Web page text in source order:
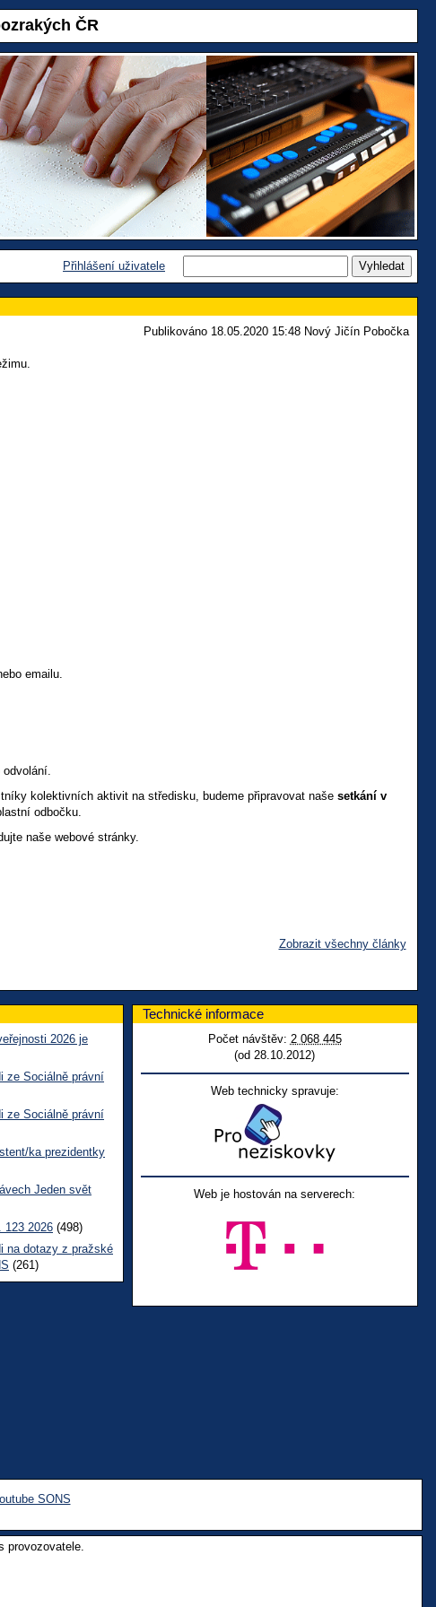
ČR
Přihlášení uživatele
Publikováno 18.05.2020 15:48 Nový Jičín Pobočka
emailu.
kolektivních aktivit na středisku, budeme připravovat naše setkání v
odbočku.
naše webové stránky.
Zobrazit všechny články
2026 je
ze Sociálně právní
ze Sociálně právní
ka prezidentky
Jeden svět
123 2026 (498)
na dotazy z pražské
(261)
Technické informace
Počet návštěv: 2 068 445
(od 28.10.2012)
Web technicky spravuje:
Web je hostován na serverech:
SONS
provozovatele.